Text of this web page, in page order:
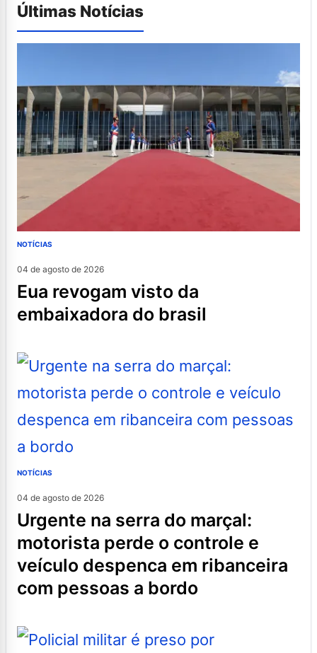
Últimas Notícias
NOTÍCIAS
04 de agosto de 2026
eua revogam visto da
embaixadora do brasil
NOTÍCIAS
04 de agosto de 2026
urgente na serra do marçal:
motorista perde o controle e
veículo despenca em ribanceira
com pessoas a bordo